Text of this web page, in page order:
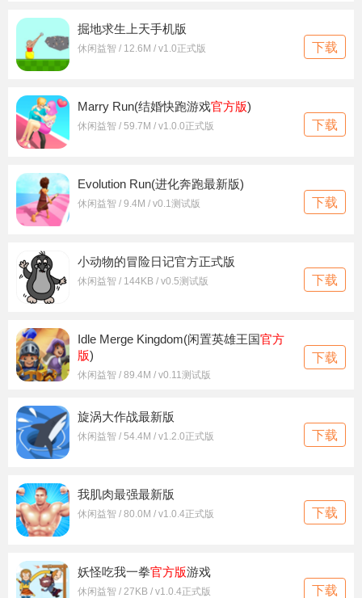
掘地求生上天手机版
休闲益智 / 12.6M / v1.0正式版 下载
Marry Run(结婚快跑游戏官方版)
休闲益智 / 59.7M / v1.0.0正式版 下载
Evolution Run(进化奔跑最新版)
休闲益智 / 9.4M / v0.1测试版 下载
小动物的冒险日记官方正式版
休闲益智 / 144KB / v0.5测试版 下载
Idle Merge Kingdom(闲置英雄王国官方
版)
休闲益智 / 89.4M / v0.11测试版
下载
旋涡大作战最新版
休闲益智 / 54.4M / v1.2.0正式版 下载
我肌肉最强最新版
休闲益智 / 80.0M / v1.0.4正式版 下载
妖怪吃我一拳官方版游戏
休闲益智 / 27KB / v1.0.4正式版 下载